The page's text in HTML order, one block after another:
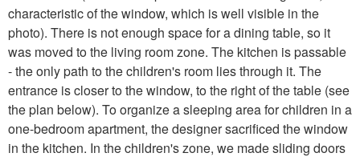
characteristic of the window, which is well visible in the
photo). There is not enough space for a dining table, so it
was moved to the living room zone. The kitchen is passable
- the only path to the children's room lies through it. The
entrance is closer to the window, to the right of the table (see
the plan below). To organize a sleeping area for children in a
one-bedroom apartment, the designer sacrificed the window
in the kitchen. In the children's zone, we made sliding doors